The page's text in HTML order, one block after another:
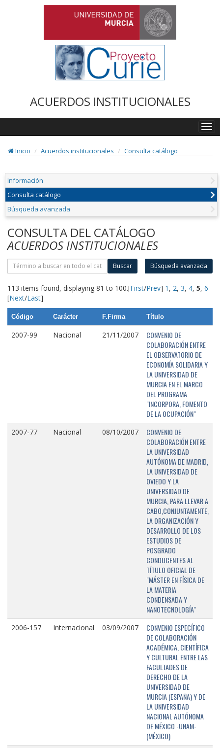
ACUERDOS INSTITUCIONALES
Inicio
Acuerdos institucionales Consulta catálogo
Información
Consulta catálogo
Búsqueda avanzada
CONSULTA DEL CATÁLOGO
ACUERDOS INSTITUCIONALES
Buscar Búsqueda avanzada
113 items found, displaying 81 to 100.[First/Prev] 1 , 2, 3, 4, 5, 6
[Next/Last]
Código Carácter F.Firma Título
2007-99 Nacional 21/11/2007
CONVENIO DE
COLABORACIÓN ENTRE
EL OBSERVATORIO DE
ECONOMÍA SOLIDARIA Y
LA UNIVERSIDAD DE
MURCIA EN EL MARCO
DEL PROGRAMA
"INCORPORA, FOMENTO
DE LA OCUPACIÓN"
2007-77 Nacional 08/10/2007
CONVENIO DE
COLABORACIÓN ENTRE
LA UNIVERSIDAD
AUTÓNOMA DE MADRID,
LA UNIVERSIDAD DE
OVIEDO Y LA
UNIVERSIDAD DE
MURCIA, PARA LLEVAR A
CABO,CONJUNTAMENTE,
LA ORGANIZACIÓN Y
DESARROLLO DE LOS
ESTUDIOS DE
POSGRADO
CONDUCENTES AL
TÍTULO OFICIAL DE
"MÁSTER EN FÍSICA DE
LA MATERIA
CONDENSADA Y
NANOTECNOLOGÍA"
2006-157 Internacional 03/09/2007
CONVENIO ESPECÍFICO
DE COLABORACIÓN
ACADÉMICA, CIENTÍFICA
Y CULTURAL ENTRE LAS
FACULTADES DE
DERECHO DE LA
UNIVERSIDAD DE
MURCIA (ESPAÑA) Y DE
LA UNIVERSIDAD
NACIONAL AUTÓNOMA
DE MÉXICO -UNAM-
(MÉXICO)